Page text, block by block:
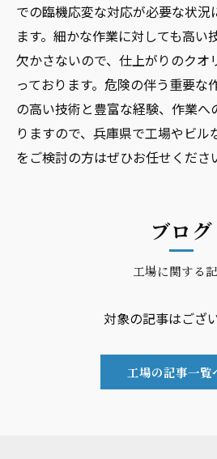
での臨機応変な対応が必要な状況
ます。細かな作業に対しても高い
欠かさないので、仕上がりのクオ
っております。危険の伴う重要な
の高い技術と豊富な経験、作業
りますので、兵庫県で工場やビ
をご検討の方はぜひお任せくださ
ブログ
工場に関する
対象の記事はござ
工場の記事一覧